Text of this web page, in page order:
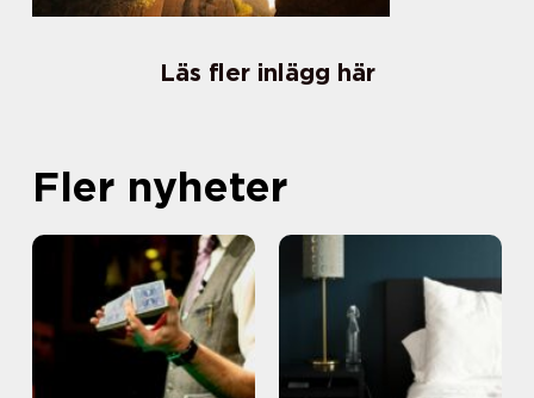
Läs fler inlägg här
Fler nyheter